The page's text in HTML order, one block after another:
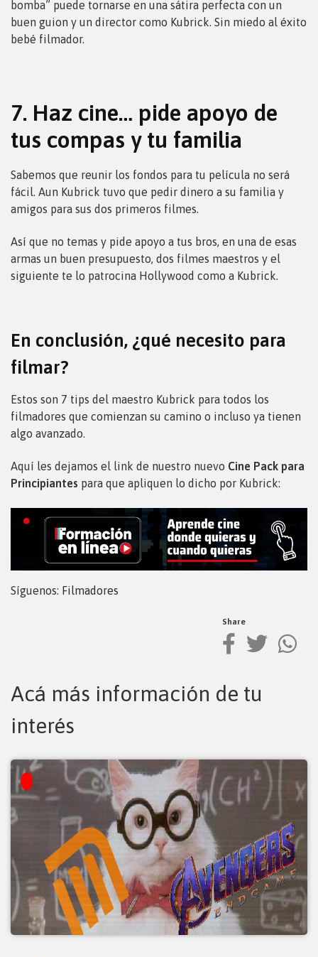
bomba” puede tornarse en una sátira perfecta con un
buen guion y un director como Kubrick. Sin miedo al éxito
bebé filmador.
7. Haz cine… pide apoyo de
tus compas y tu familia
Sabemos que reunir los fondos para tu película no será
fácil. Aun Kubrick tuvo que pedir dinero a su familia y
amigos para sus dos primeros filmes.
Así que no temas y pide apoyo a tus bros, en una de esas
armas un buen presupuesto, dos filmes maestros y el
siguiente te lo patrocina Hollywood como a Kubrick.
En conclusión, ¿qué necesito para
filmar?
Estos son 7 tips del maestro Kubrick para todos los
filmadores que comienzan su camino o incluso ya tienen
algo avanzado.
Aquí les dejamos el link de nuestro nuevo Cine Pack para
Principiantes para que apliquen lo dicho por Kubrick:
Síguenos: Filmadores
Share
Acá más información de tu
interés